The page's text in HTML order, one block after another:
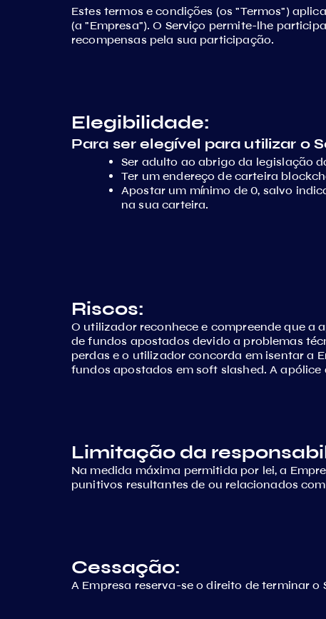
Estes termos e condições (os "Termos")
(a "Empresa"). O Serviço permite-lhe
recompensas pela sua participação.
Elegibilidade:
Para ser elegível para utilizar o
Ser adulto ao abrigo da legislação
Ter um endereço de carteira
Apostar um mínimo de 0, salvo
na sua carteira.
Riscos:
O utilizador reconhece e compreende que a
de fundos apostados devido a problemas
perdas e o utilizador concorda em isentar a
fundos apostados em soft slashed. A
Limitação da
Na medida máxima permitida por lei, a
punitivos resultantes de ou relacionados
Cessação:
A Empresa reserva-se o direito de terminar